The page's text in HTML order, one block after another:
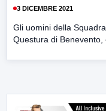
3 DICEMBRE 2021
Gli uomini della
Questura di Benevento,